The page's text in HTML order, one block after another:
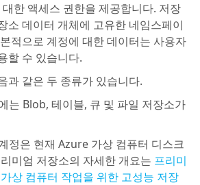
한 액세스 권한을 제공합니다. 저장
소 데이터 개체에 고유한 네임스페이
적으로 계정에 대한 데이터는 사용자
할 수 있습니다.
과 같은 두 종류가 있습니다.
는 Blob, 테이블, 큐 및 파일 저장소가
정은 현재 Azure 가상 컴퓨터 디스크
미엄 저장소의 자세한 개요는 프리미
상 컴퓨터 작업을 위한 고성능 저장